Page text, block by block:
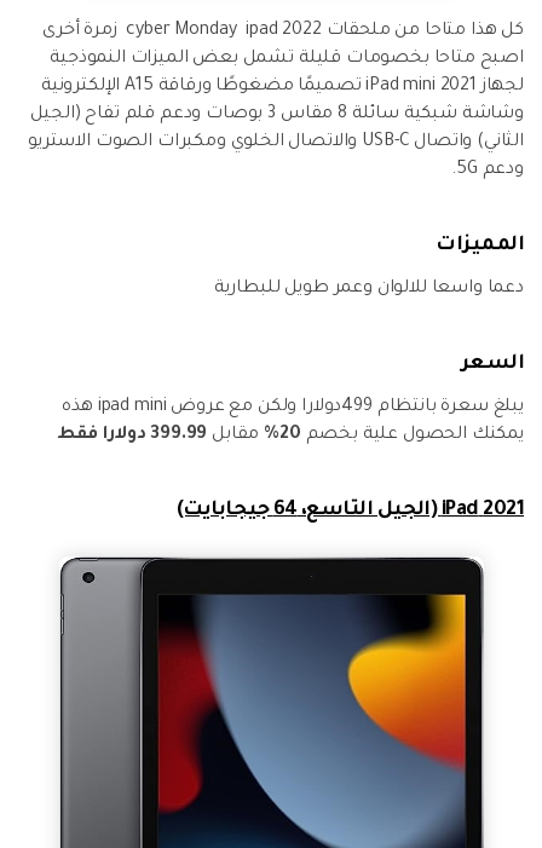
كل هذا متاحا من ملحقات 2022 cyber Monday ipad زمرة أخرى
اصبح متاحا بخصومات قليلة تشمل بعض الميزات النموذجية
لجهاز iPad mini 2021 تصميمًا مضغوطًا ورقاقة A15 الإلكترونية
وشاشة شبكية سائلة 8 مقاس 3 بوصات ودعم قلم تفاح (الجيل
الثاني) واتصال USB-C والاتصال الخلوي ومكبرات الصوت الاستريو
ودعم 5G.
المميزات
دعما واسعا للالوان وعمر طويل للبطارية
السعر
يبلغ سعرة بانتظام 499دولارا ولكن مع عروض ipad mini هذه
يمكنك الحصول علية بخصم 20% مقابل 399.99 دولارا فقط
2021 iPad (الجيل التاسع، 64 جيجابايت)